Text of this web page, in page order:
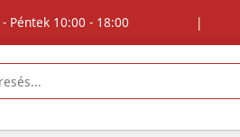
Péntek 10:00 - 18:00 |